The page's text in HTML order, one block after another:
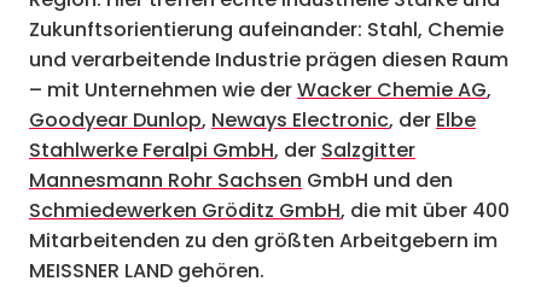
Zukunftsorientierung aufeinander: Stahl, Chemie
und verarbeitende Industrie prägen diesen Raum
– mit Unternehmen wie derWacker Chemie AG,
Goodyear Dunlop, Neways Electronic, der Elbe
Stahlwerke Feralpi GmbH, der Salzgitter
Mannesmann Rohr Sachsen GmbH und den
Schmiedewerken Gröditz GmbH, die mit über 400
Mitarbeitenden zu den größten Arbeitgebern im
MEISSNER LAND gehören.